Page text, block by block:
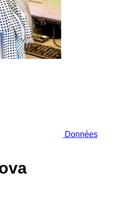
Données